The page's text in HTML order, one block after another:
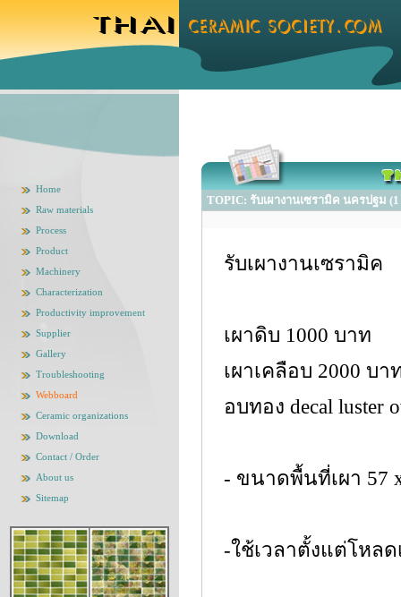
Home
Raw materials
Process
Product
Machinery
Characterization
Productivity improvement
Supplier
Gallery
Troubleshooting
Webboard
Ceramic organizations
Download
Contact / Order
About us
Sitemap
TOPIC: รับเผางานเซรามิค นครปฐม
รับเผางานเซรามิค
เผาดิบ 1000 บาท
เผาเคลือบ 2000 บา
อบทอง decal luster
- ขนาดพื้นที่เผา 57
-ใช้เวลาตั้งแต่โหล